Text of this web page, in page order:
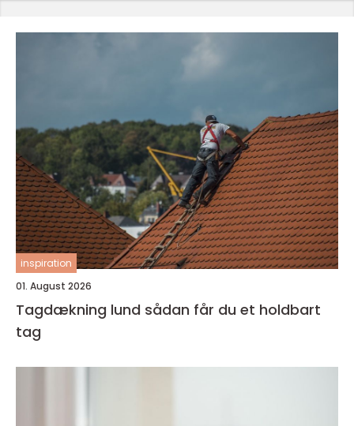
inspiration
01. August 2026
Tagdækning lund sådan får du et holdbart
tag